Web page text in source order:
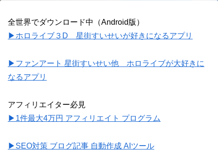
全世界でダウンロード中（Android版）
▶ホロライブ３D 星街すいせいが好きになるアプリ
▶ファンアート 星街すいせい他 ホロライブが大好きに
なるアプリ
アフィリエイター必見
▶1件最大4万円 アフィリエイト プログラム
▶SEO対策 ブログ記事 自動作成 AIツール